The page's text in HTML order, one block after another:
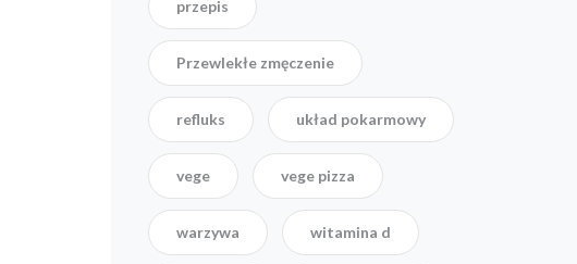
przepis
Przewlekłe zmęczenie
refluks układ pokarmowy
vege vege pizza
warzywa witamina d